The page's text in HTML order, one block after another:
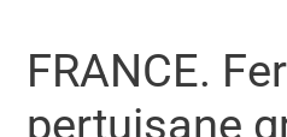
FRANCE.
pertuisane